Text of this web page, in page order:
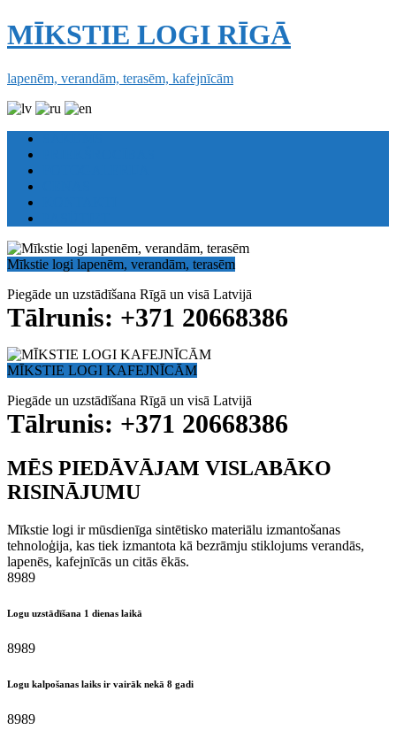
MĪKSTIE LOGI RĪGĀ
lapenēm, verandām, terasēm, kafejnīcām
Mīkstie logi lapenēm, verandām, terasēm
Piegāde un uzstādīšana Rīgā un visā Latvijā
Tālrunis: +371 20668386
MĪKSTIE LOGI KAFEJNĪCĀM
Piegāde un uzstādīšana Rīgā un visā Latvijā
Tālrunis: +371 20668386
MĒS PIEDĀVĀJAM VISLABĀKO
RISINĀJUMU
Mīkstie logi ir mūsdienīga sintētisko materiālu izmantošanas
tehnoloģija, kas tiek izmantota kā bezrāmju stiklojums verandās,
lapenēs, kafejnīcās un citās ēkās.
8989
Logu uzstādīšana 1 dienas laikā
8989
Logu kalpošanas laiks ir vairāk nekā 8 gadi
8989